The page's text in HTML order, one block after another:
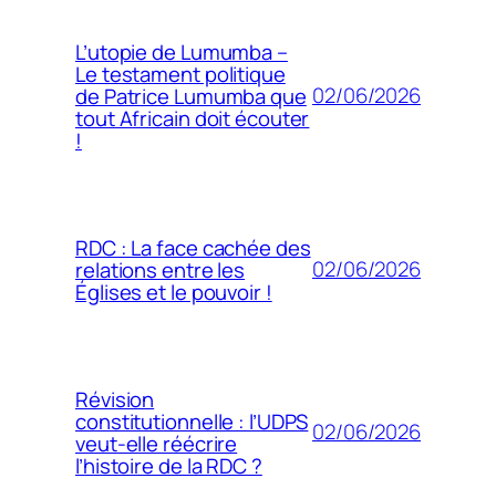
L’utopie de Lumumba –
Le testament politique
de Patrice Lumumba que
tout Africain doit écouter
!
02/06/2026
RDC : La face cachée des
relations entre les
Églises et le pouvoir !
02/06/2026
Révision
constitutionnelle : l’UDPS
veut-elle réécrire
l’histoire de la RDC ?
02/06/2026